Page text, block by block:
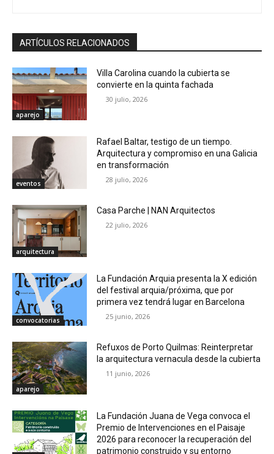
ARTÍCULOS RELACIONADOS
aparejo
Villa Carolina cuando la cubierta se
convierte en la quinta fachada
30 julio, 2026
eventos
Rafael Baltar, testigo de un tiempo.
Arquitectura y compromiso en una Galicia
en transformación
28 julio, 2026
arquitectura
Casa Parche | NAN Arquitectos
22 julio, 2026
convocatorias
La Fundación Arquia presenta la X edición
del festival arquia/próxima, que por
primera vez tendrá lugar en Barcelona
25 junio, 2026
aparejo
Refuxos de Porto Quilmas: Reinterpretar
la arquitectura vernacula desde la cubierta
11 junio, 2026
La Fundación Juana de Vega convoca el
Premio de Intervenciones en el Paisaje
2026 para reconocer la recuperación del
patrimonio construido y su entorno